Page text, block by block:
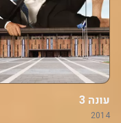
עונה 3
2014